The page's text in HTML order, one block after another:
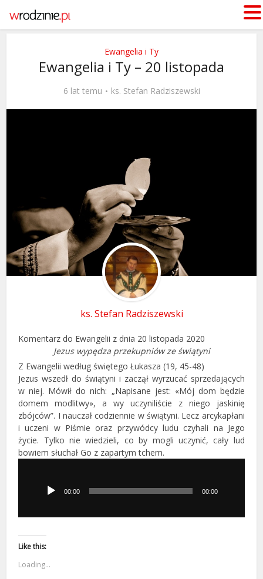
Ewangelia i Ty
Ewangelia i Ty – 20 listopada
6 lat temu ks. Stefan Radziszewski
ks. Stefan Radziszewski
Komentarz do Ewangelii z dnia 20 listopada 2020
Jezus wypędza przekupniów ze świątyni
Z Ewangelii według świętego Łukasza (19, 45-48)
Jezus wszedł do świątyni i zaczął wyrzucać sprzedających
w niej. Mówił do nich: „Napisane jest: «Mój dom będzie
domem modlitwy», a wy uczyniliście z niego jaskinię
zbójców”. I nauczał codziennie w świątyni. Lecz arcykapłani
i uczeni w Piśmie oraz przywódcy ludu czyhali na Jego
życie. Tylko nie wiedzieli, co by mogli uczynić, cały lud
bowiem słuchał Go z zapartym tchem.
dźwiękowych00:00 00:00
Like this:
Loading...